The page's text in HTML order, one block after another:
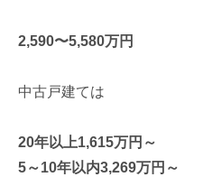
2,590〜5,580万円
中古戸建ては
20年以上1,615万円～
5～10年以内3,269万円～